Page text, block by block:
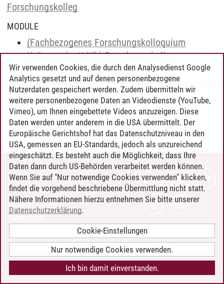
Forschungskolleg
MODULE
(Fachbezogenes Forschungskolloquium
Kulturen der Kritik) Forschungskolleg
Timo Leder/30.06.2024
KONTAKT
LEUPHANA ALS ARBEITGEBER
INTRANET
BARRIEREFREIHEIT
COOKIE-EINSTELLUNGEN
Wir verwenden Cookies, die durch den Analysedienst Google
Analytics gesetzt und auf denen personenbezogene
Nutzerdaten gespeichert werden. Zudem übermitteln wir
weitere personenbezogene Daten an Videodienste (YouTube,
Vimeo), um Ihnen eingebettete Videos anzuzeigen. Diese
Daten werden unter anderem in die USA übermittelt. Der
Europäische Gerichtshof hat das Datenschutzniveau in den
USA, gemessen an EU-Standards, jedoch als unzureichend
eingeschätzt. Es besteht auch die Möglichkeit, dass Ihre
Daten dann durch US-Behörden verarbeitet werden können.
Wenn Sie auf "Nur notwendige Cookies verwenden" klicken,
findet die vorgehend beschriebene Übermittlung nicht statt.
Nähere Informationen hierzu entnehmen Sie bitte unserer
Datenschutzerklärung.
Cookie-Einstellungen
Nur notwendige Cookies verwenden.
Ich bin damit einverstanden.